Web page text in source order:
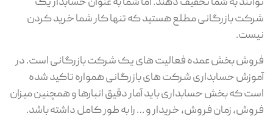
شرکت بازرگانی مطلع هستید که تنها کار شما خرید کردن
نیست.
فروش بخش عمده فعالیت های یک شرکت بازرگانی است. در
آموزش حسابداری شرکت های بازرگانی همواره تاکید شده
است که بخش حسابداری باید آمار دقیق انبارها و همچنین میزان
فروش، زمان فروش، خریدار و … را به طور کامل داشته باشد.